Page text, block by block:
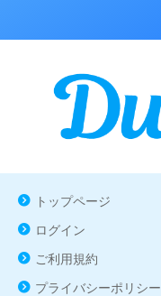
トップページ
ログイン
ご利用規約
プライバシーポリシー